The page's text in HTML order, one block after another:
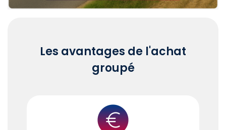
Les avantages de l'achat
groupé